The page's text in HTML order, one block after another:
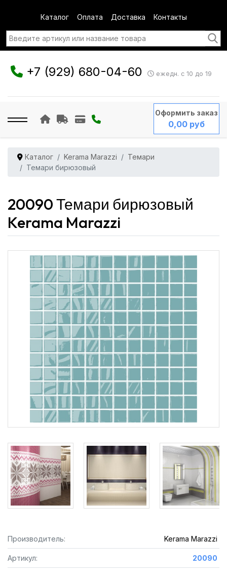
Каталог Оплата Доставка Контакты
+7 (929) 680-04-60 ежедн. с 10 до 19
Оформить заказ
0,00 руб
Каталог Kerama Marazzi
Темари
Темари бирюзовый
20090 Темари бирюзовый
Kerama Marazzi
Производитель: Kerama Marazzi
Артикул: 20090